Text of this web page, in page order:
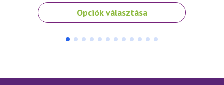
Opciók választása
Ennek
a
A
A